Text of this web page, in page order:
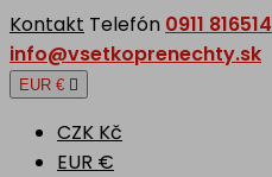
Kontakt Telefón 0911 816514
info@vsetkoprenechty.sk
EUR € 
CZK Kč
EUR €